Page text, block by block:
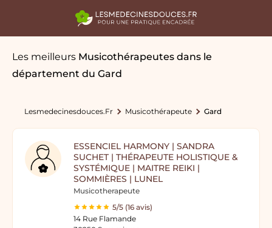
Les meilleurs Musicothérapeutes dans le
département du Gard
Lesmedecinesdouces.fr Musicothérapeute Gard
ESSENCIEL HARMONY | SANDRA
SUCHET | THÉRAPEUTE HOLISTIQUE &
SYSTÉMIQUE | MAITRE REIKI |
SOMMIÈRES | LUNEL
Musicotherapeute
5/5 (16 avis)
14 Rue Flamande